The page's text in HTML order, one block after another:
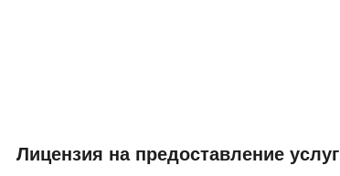
Лицензия на предоставление услуг